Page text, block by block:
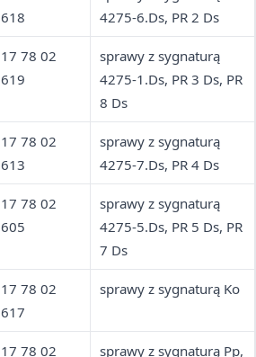
618
4275-6.Ds, PR 2 Ds
17 78 02
619
sprawy z sygnaturą
4275-1.Ds, PR 3 Ds, PR
8 Ds
17 78 02
613
sprawy z sygnaturą
4275-7.Ds, PR 4 Ds
17 78 02
605
sprawy z sygnaturą
4275-5.Ds, PR 5 Ds, PR
7 Ds
17 78 02
617
sprawy z sygnaturą Ko
17 78 02
sprawy z sygnaturą Pp,